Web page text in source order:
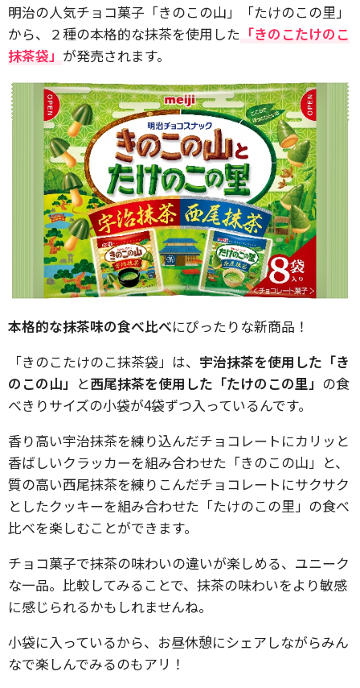
明治の人気チョコ菓子「きのこの山」「たけのこの里」
から、２種の本格的な抹茶を使用した 「きのこたけのこ
抹茶袋」 が発売されます。
本格的な抹茶味の食べ比べにぴったりな新商品！
「きのこたけのこ抹茶袋」は、 宇治抹茶を使用した「き
のこの山」 と西尾抹茶を使用した「たけのこの里」 の食
べきりサイズの小袋が4袋ずつ入っているんです。
香り高い宇治抹茶を練り込んだチョコレートにカリッと
香ばしいクラッカーを組み合わせた「きのこの山」と、
質の高い西尾抹茶を練りこんだチョコレートにサクサク
としたクッキーを組み合わせた「たけのこの里」の食べ
比べを楽しむことができます。
チョコ菓子で抹茶の味わいの違いが楽しめる、ユニーク
な一品。比較してみることで、抹茶の味わいをより敏感
に感じられるかもしれませんね。
小袋に入っているから、お昼休憩にシェアしながらみん
なで楽しんでみるのもアリ！